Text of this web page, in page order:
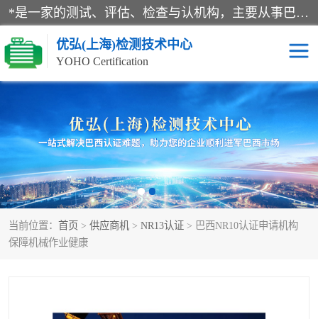
*是一家的测试、评估、检查与认机构，主要从事巴西NR10认证、NR12认证、NR13认证；ANATEL认证、INMTRO认证，欧盟CE认证：MD认证，PED认证，MID认证，ATEX认证，德国蓝色天使认证。
优弘(上海)检测技术中心
YOHO Certification
当前位置： 首页 > 供应商机 > NR13认证 > 巴西NR10认证申请机构
保障机械作业健康
RECYCLASS认证 NR10认证
NR12认证 NR13认证
ART认证 巴西NR认证
巴西认证 RETIE认证